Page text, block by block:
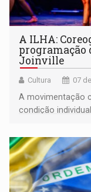
A ILHA:
programação
Joinville
Cultura 07
A movimentação
condição